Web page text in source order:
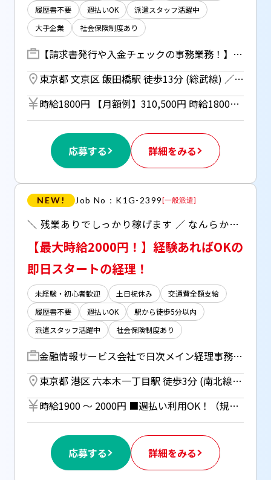
履歴書不要
週払いOK
派遣スタッフ活躍中
大手企業
社会保険制度あり
【請求書発行や入金チェックの事務業務！】 ・請求書発行 →専用システムの発行ボタンをクリック！ ・入金チェック →リストをチェックして入金が確認できたもののステータスを変更！ ＊基本はモクモクと行うPC作業です！（一部不備確認などで社内の方とのやり取りはあり）
東京都 文京区 飯田橋駅 徒歩13分 (総武線) ／ 江戸川橋駅 徒歩8分 (有楽町線) ／ 後楽園駅 徒歩10分 (丸ノ内線)
時給1800円 【月額例】310,500円 時給1800円×8h×20営業日+残業代22500円（時給2250円×10h）の場合 ■週払い（規定あり）利用OK！ （但し、週払い制度は初回2ヵ月間のみ、 3ヵ月目以降は月払い制になります。 利用についてはご本人様から 事前に申請があった場合のみ）
応募する 詳細をみる
NEW! Job No：K1G-2399[一般派遣]
＼ 残業ありでしっかり稼げます ／ なんらかの形で 月次決算業務に携わっていたら応募ok！ ◎資格活かしてご活躍 ◎ご経験に併せて幅広い業務のサポートも！ ◎六本木一丁目駅から徒歩3分 ◎週払いok(規定有)
【最大時給2000円！】経験あればOKの
即日スタートの経理！
未経験・初心者歓迎 土日祝休み
交通費全額支給
履歴書不要
週払いOK
駅から徒歩5分以内
派遣スタッフ活躍中
社会保険制度あり
金融情報サービス会社で日次メイン経理事務 【主な業務】 ○仕訳・伝票処理 ○会計システムへの入力 （FX5、弥生会計） ○支払業務 ○売掛金・買掛金管理 ○経費精算 ○請求書作成 ○ファイリング・電話対応等 ＊ご経験により幅広い仕事のサポートをお任せ♪ ＊OJTあり
東京都 港区 六本木一丁目駅 徒歩3分 (南北線) ／ 神谷町駅 徒歩5分 (日比谷線)
時給1900 〜 2000円 ■週払い利用OK！（規定あり） （但し、週払い制度は初回2ヵ月間のみ、 3ヵ月目以降は月払い制になります。 利用についてはご本人様から お仕事紹介時に申請があった場合のみ。）
応募する 詳細をみる